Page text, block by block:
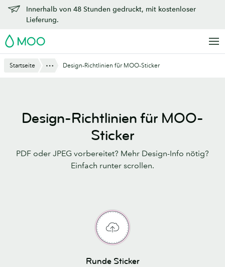
Zu
Hauptinhalt
Innerhalb von 48 Stunden gedruckt, mit kostenloser
Lieferung.
MOO
Startseite Anzeigen
Design-Richtlinien für MOO-Sticker
Design-Richtlinien für MOO-
Sticker
PDF oder JPEG vorbereitet? Mehr Design-Info nötig?
Einfach runter scrollen.
Runde Sticker